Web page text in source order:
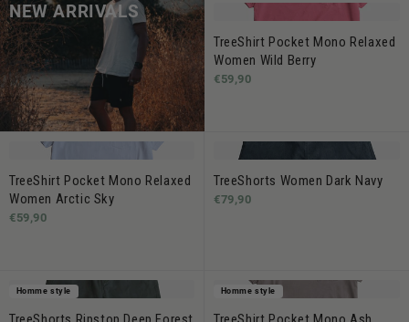
NEW ARRIVALS
TreeShirt Pocket Mono Relaxed
Women Wild Berry
€59,90
TreeShirt Pocket Mono Relaxed
Women Arctic Sky
€59,90
TreeShorts Women Dark Navy
€79,90
Homme style Homme style